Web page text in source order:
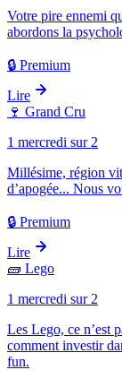
Votre pire ennemi
abordons la
🔒 Premium
Lire
🍷 Grand Cru
1 mercredi sur 2
Millésime, région
d’apogée... Nous
🔒 Premium
Lire
🧱 Lego
1 mercredi sur 2
Les Lego, ce n’est
comment investir
fun.